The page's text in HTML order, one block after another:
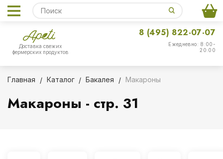
Доставка свежих
фермерских продуктов
Ежедневно: 8:00-
20:00
8 (495) 822-07-07
Главная Каталог Бакалея Макароны
Макароны - стр. 31